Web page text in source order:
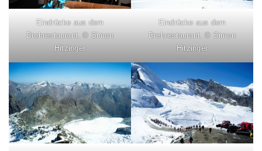
Eindrücke aus dem
Drehrestaurant. © Simon
Hitzinger
Eindrücke aus dem
Drehrestaurant. © Simon
Hitzinger